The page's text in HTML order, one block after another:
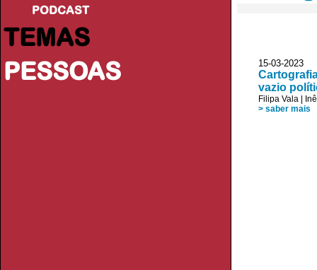
PODCAST
TEMAS
PESSOAS
15-03-
vazio
Filipa Vala
> saber mais